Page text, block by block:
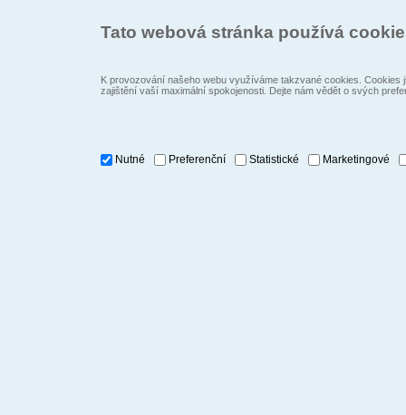
Tato webová stránka používá
K provozování našeho webu využíváme takzvané cookies.
zajištění vaší maximální spokojenosti. Dejte nám vědět o svých
Nutné Preferenční Statistické Marketingové